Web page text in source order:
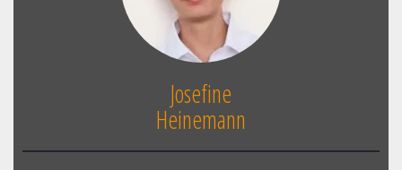
Josefine
Heinemann